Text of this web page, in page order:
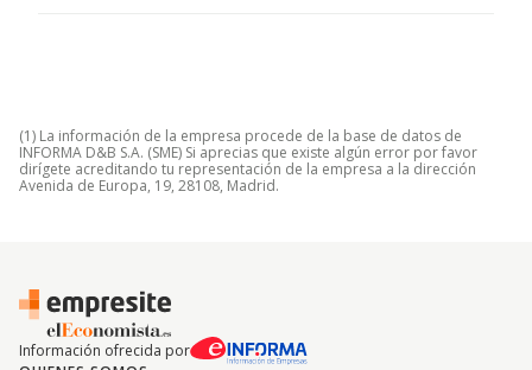
(1) La información de la empresa procede de la base de datos de
INFORMA D&B S.A. (SME) Si aprecias que existe algún error por favor
dirígete acreditando tu representación de la empresa a la dirección
Avenida de Europa, 19, 28108, Madrid.
Información ofrecida por